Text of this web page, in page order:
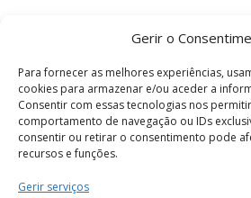
Gerir o
Para fornecer as melhores experiências,
cookies para armazenar e/ou aceder a
Consentir com essas tecnologias nos
comportamento de navegação ou IDs
consentir ou retirar o consentimento pode
recursos e funções.
Gerir serviços
Termos e Condições